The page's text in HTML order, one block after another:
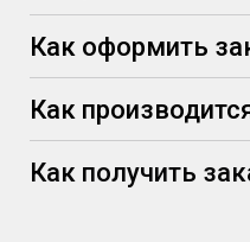
Как оформить
Как
Как получить